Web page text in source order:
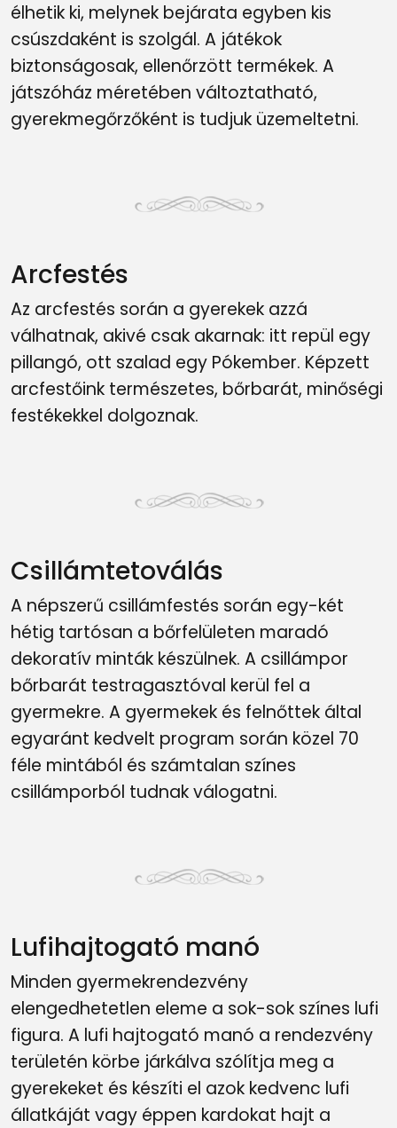
élhetik ki, melynek bejárata egyben kis
csúszdaként is szolgál. A játékok
biztonságosak, ellenőrzött termékek. A
játszóház méretében változtatható,
gyerekmegőrzőként is tudjuk üzemeltetni.
Arcfestés
Az arcfestés során a gyerekek azzá
válhatnak, akivé csak akarnak: itt repül egy
pillangó, ott szalad egy Pókember. Képzett
arcfestőink természetes, bőrbarát, minőségi
festékekkel dolgoznak.
Csillámtetoválás
A népszerű csillámfestés során egy-két
hétig tartósan a bőrfelületen maradó
dekoratív minták készülnek. A csillámpor
bőrbarát testragasztóval kerül fel a
gyermekre. A gyermekek és felnőttek által
egyaránt kedvelt program során közel 70
féle mintából és számtalan színes
csillámporból tudnak válogatni.
Lufihajtogató manó
Minden gyermekrendezvény
elengedhetetlen eleme a sok-sok színes lufi
figura. A lufi hajtogató manó a rendezvény
területén körbe járkálva szólítja meg a
gyerekeket és készíti el azok kedvenc lufi
állatkáját vagy éppen kardokat hajt a